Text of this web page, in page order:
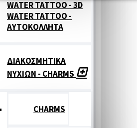
WATER TATTOO - 3D
WATER TATTOO -
ΑΥΤΟΚΟΛΛΗΤΑ
ΔΙΑΚΟΣΜΗΤΙΚΑ
ΝΥΧΙΩΝ - CHARMS
CHARMS